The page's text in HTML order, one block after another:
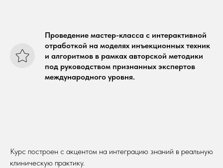
Проведение мастер-класса с интерактивной
отработкой на моделях инъекционных техник
и алгоритмов в рамках авторской методики
под руководством признанных экспертов
международного уровня.
Курс построен с акцентом на интеграцию знаний в реальную
клиническую практику.